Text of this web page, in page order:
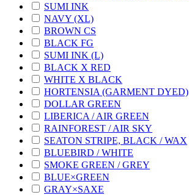
SUMI INK
NAVY (XL)
BROWN CS
BLACK FG
SUMI INK (L)
BLACK X RED
WHITE X BLACK
HORTENSIA (GARMENT DYED)
DOLLAR GREEN
LIBERICA / AIR GREEN
RAINFOREST / AIR SKY
SEATON STRIPE, BLACK / WAX
BLUEBIRD / WHITE
SMOKE GREEN / GREY
BLUE×GREEN
GRAY×SAXE